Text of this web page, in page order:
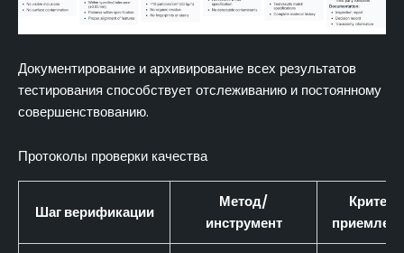
Документирование и архивирование всех результатов
тестирования способствует отслеживанию и постоянному
совершенствованию.
Протоколы проверки качества
Шаг верификации
Метод/
инструмент